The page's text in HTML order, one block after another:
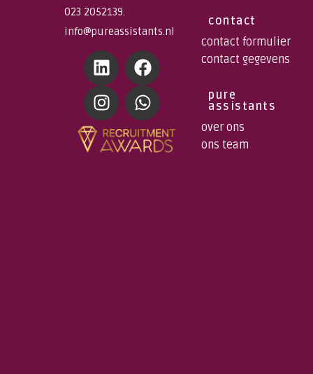
023 2052139.
info@pureassistants.nl
contact
contact formulier
contact gegevens
pure
assistants
over ons
ons team